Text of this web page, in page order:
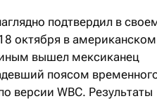
подтвердил в
октября в американском
вышел мексиканец
поясом
версии WBC. Результаты